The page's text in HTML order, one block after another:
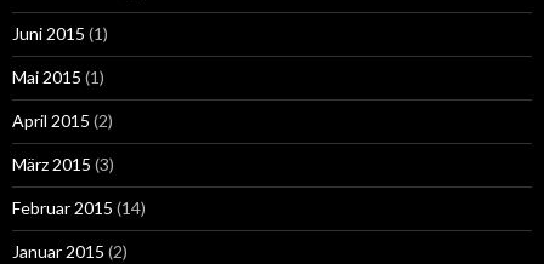
Juni 2015 (1)
Mai 2015 (1)
April 2015 (2)
März 2015 (3)
Februar 2015 (14)
Januar 2015 (2)